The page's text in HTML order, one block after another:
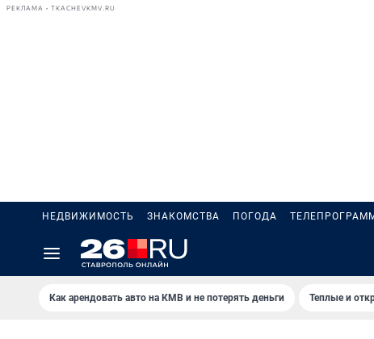
РЕКЛАМА • TKACHEVKMV.RU
НЕДВИЖИМОСТЬ ЗНАКОМСТВА ПОГОДА
Как арендовать авто на КМВ и не потерять деньги Теплые и